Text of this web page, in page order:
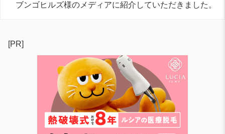
ブンゴヒルズ様のメディアに紹介していただきました。
[PR]